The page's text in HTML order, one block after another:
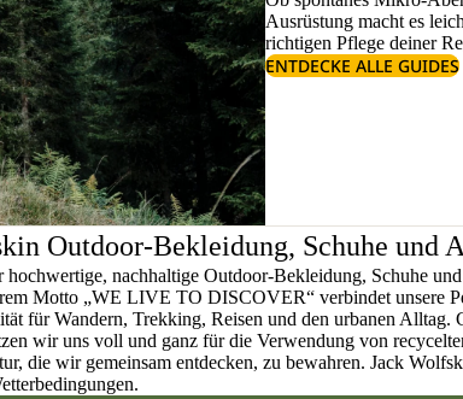
Ausrüstung macht es
richtigen Pflege deiner
ENTDECKE ALLE GUIDES
Outdoor-Bekleidung, Schuhe und
nachhaltige Outdoor-Bekleidung, Schuhe
Motto „WE LIVE TO DISCOVER“ verbindet unsere
für Wandern, Trekking, Reisen und den urbanen Alltag.
wir uns voll und ganz für die Verwendung von
die wir gemeinsam entdecken, zu bewahren. Jack